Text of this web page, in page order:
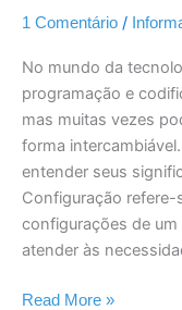
1 Comentário /
No mundo da
programação e
mas muitas vezes
forma
entender seus
Configuração
configurações de
atender às
Read More »